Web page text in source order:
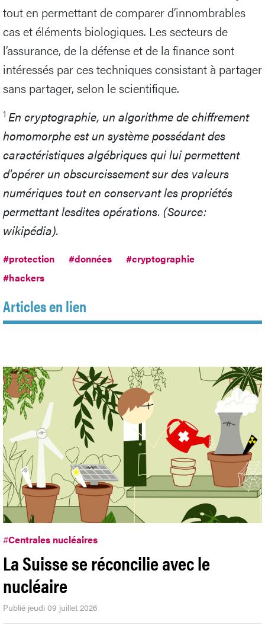
tout en permettant de comparer d’innombrables
cas et éléments biologiques. Les secteurs de
l’assurance, de la défense et de la finance sont
intéressés par ces techniques consistant à partager
sans partager, selon le scientifique.
1 En cryptographie, un algorithme de chiffrement
homomorphe est un système possédant des
caractéristiques algébriques qui lui permettent
d'opérer un obscurcissement sur des valeurs
numériques tout en conservant les propriétés
permettant lesdites opérations. (Source:
wikipédia).
#protection #données
#cryptographie
#hackers
Articles en lien
#Centrales nucléaires
La Suisse se réconcilie avec le
nucléaire
Publié jeudi 09 juillet 2026